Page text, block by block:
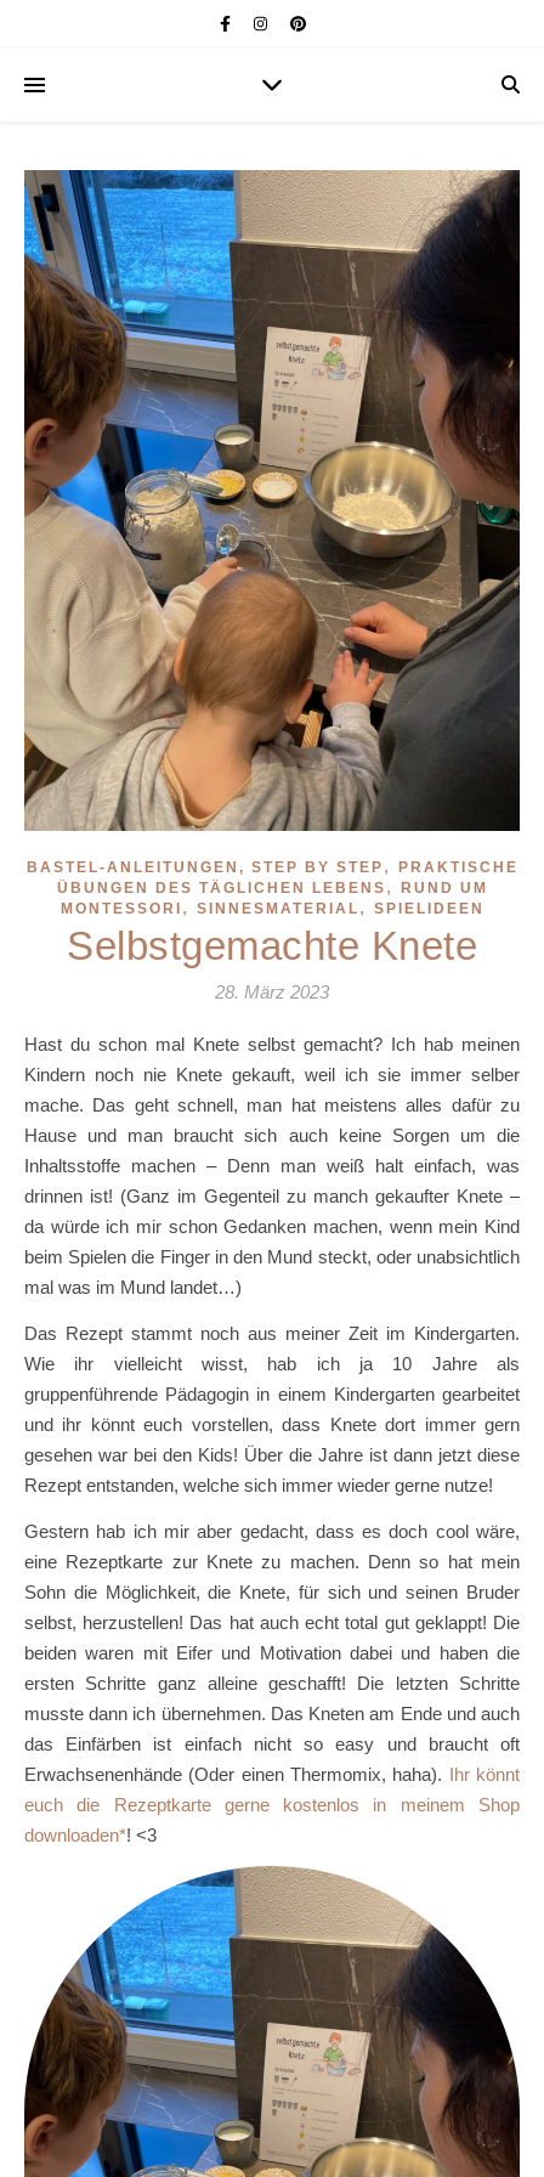
BASTEL-ANLEITUNGEN, STEP BY STEP ,
PRAKTISCHE
ÜBUNGEN DES TÄGLICHEN LEBENS ,
RUND UM
MONTESSORI
, SINNESMATERIAL , SPIELIDEEN
Selbstgemachte Knete
28. März 2023
Hast du schon mal Knete selbst gemacht? Ich hab meinen
Kindern noch nie Knete gekauft, weil ich sie immer selber
mache. Das geht schnell, man hat meistens alles dafür zu
Hause und man braucht sich auch keine Sorgen um die
Inhaltsstoffe machen – Denn man weiß halt einfach, was
drinnen ist! (Ganz im Gegenteil zu manch gekaufter Knete –
da würde ich mir schon Gedanken machen, wenn mein Kind
beim Spielen die Finger in den Mund steckt, oder unabsichtlich
mal was im Mund landet…)
Das Rezept stammt noch aus meiner Zeit im Kindergarten.
Wie ihr vielleicht wisst, hab ich ja 10 Jahre als
gruppenführende Pädagogin in einem Kindergarten gearbeitet
und ihr könnt euch vorstellen, dass Knete dort immer gern
gesehen war bei den Kids! Über die Jahre ist dann jetzt diese
Rezept entstanden, welche sich immer wieder gerne nutze!
Gestern hab ich mir aber gedacht, dass es doch cool wäre,
eine Rezeptkarte zur Knete zu machen. Denn so hat mein
Sohn die Möglichkeit, die Knete, für sich und seinen Bruder
selbst, herzustellen! Das hat auch echt total gut geklappt! Die
beiden waren mit Eifer und Motivation dabei und haben die
ersten Schritte ganz alleine geschafft! Die letzten Schritte
musste dann ich übernehmen. Das Kneten am Ende und auch
das Einfärben ist einfach nicht so easy und braucht oft
Erwachsenenhände (Oder einen Thermomix, haha). Ihr könnt
euch die Rezeptkarte gerne kostenlos in meinem Shop
downloaden ! <3